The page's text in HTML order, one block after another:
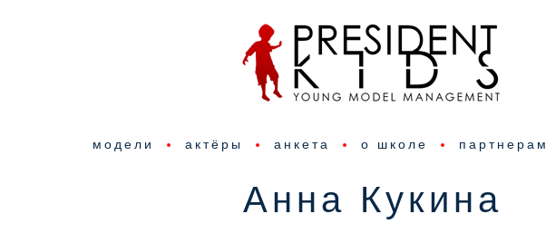
модели актёры анкета о школе партнерам
Анна Кукина